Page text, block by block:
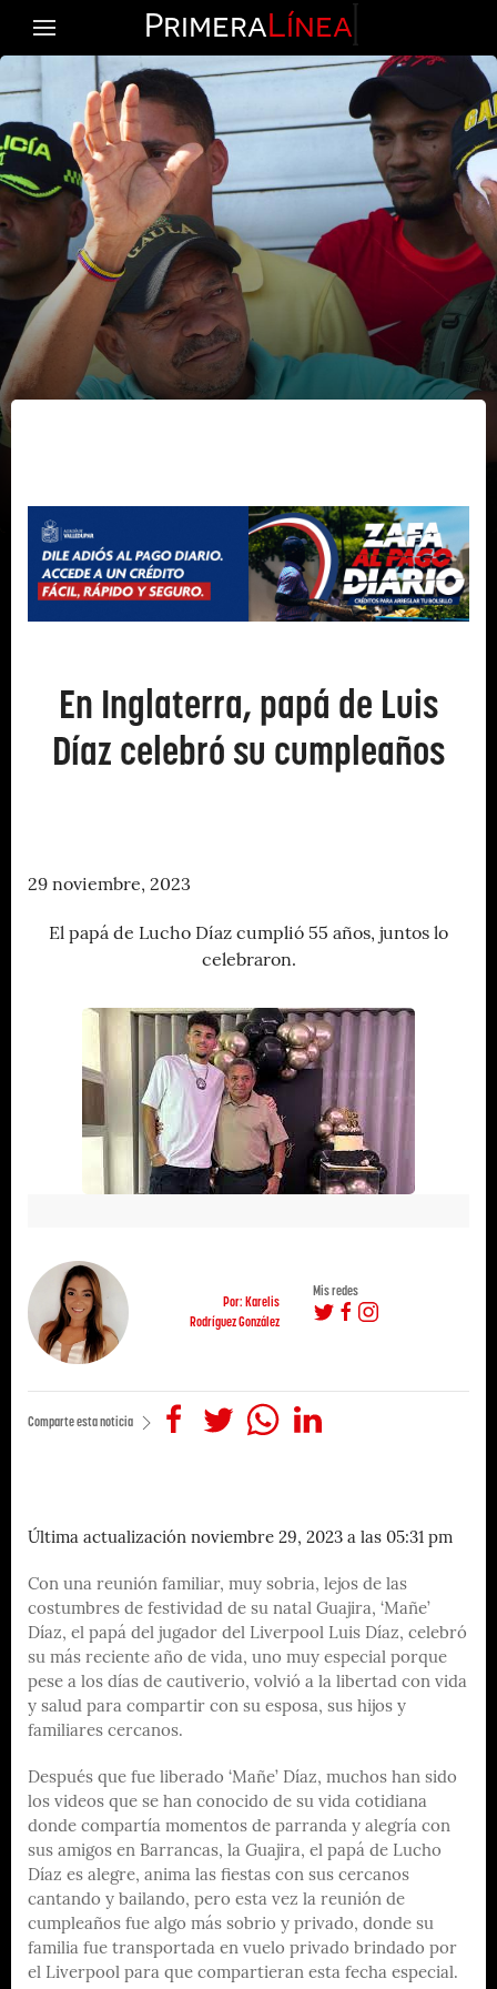
PrimeraLínea
En Inglaterra, papá de Luis
Díaz celebró su cumpleaños
29 noviembre, 2023
El papá de Lucho Díaz cumplió 55 años, juntos lo
celebraron.
Por: Karelis
Rodríguez González
Mis redes
Comparte esta noticia
Última actualización noviembre 29, 2023 a las 05:31 pm
Con una reunión familiar, muy sobria, lejos de las
costumbres de festividad de su natal Guajira, ‘Mañe’
Díaz, el papá del jugador del Liverpool Luis Díaz, celebró
su más reciente año de vida, uno muy especial porque
pese a los días de cautiverio, volvió a la libertad con vida
y salud para compartir con su esposa, sus hijos y
familiares cercanos.
Después que fue liberado ‘Mañe’ Díaz, muchos han sido
los videos que se han conocido de su vida cotidiana
donde compartía momentos de parranda y alegría con
sus amigos en Barrancas, la Guajira, el papá de Lucho
Díaz es alegre, anima las fiestas con sus cercanos
cantando y bailando, pero esta vez la reunión de
cumpleaños fue algo más sobrio y privado, donde su
familia fue transportada en vuelo privado brindado por
el Liverpool para que compartieran esta fecha especial.